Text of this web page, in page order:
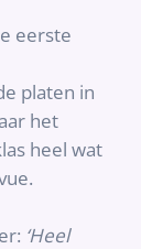
eerste
platen in
het
heel wat
‘Heel